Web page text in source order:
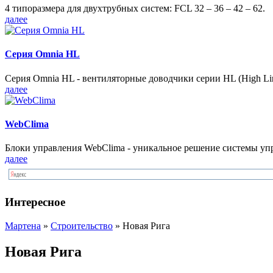
4 типоразмера для двухтрубных систем: FCL 32 – 36 – 42 – 62.
далее
Серия Omnia HL
Серия Omnia HL - вентиляторные доводчики серии HL (High
далее
WebClima
Блоки упрaвлeния WebClima - уникальное решение системы
далее
Интересное
Мартена » Строительство » Новая Рига
Новая Рига